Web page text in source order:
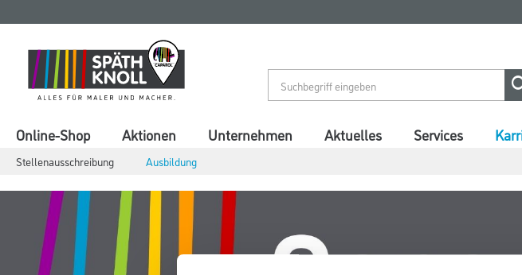
springen
springen
Online-Shop Aktionen Unternehmen Aktuelles Services
Stellenausschreibung Ausbildung